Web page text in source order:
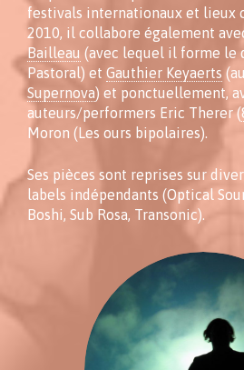
festivals internationaux et lieux
2010, il collabore également
Bailleau (avec lequel il forme le
Pastoral) et Gauthier Keyaerts
Supernova) et ponctuellement,
auteurs/performers Eric Therer (
Moron (Les ours bipolaires).
Ses pièces sont reprises sur
labels indépendants (Optical
Boshi, Sub Rosa, Transonic).